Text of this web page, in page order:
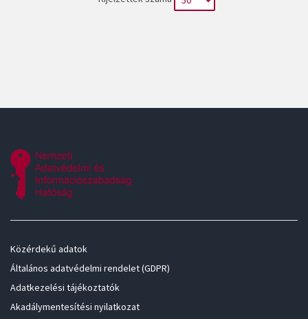
Közérdekű adatok
Általános adatvédelmi rendelet (GDPR)
Adatkezelési tájékoztatók
Akadálymentesítési nyilatkozat